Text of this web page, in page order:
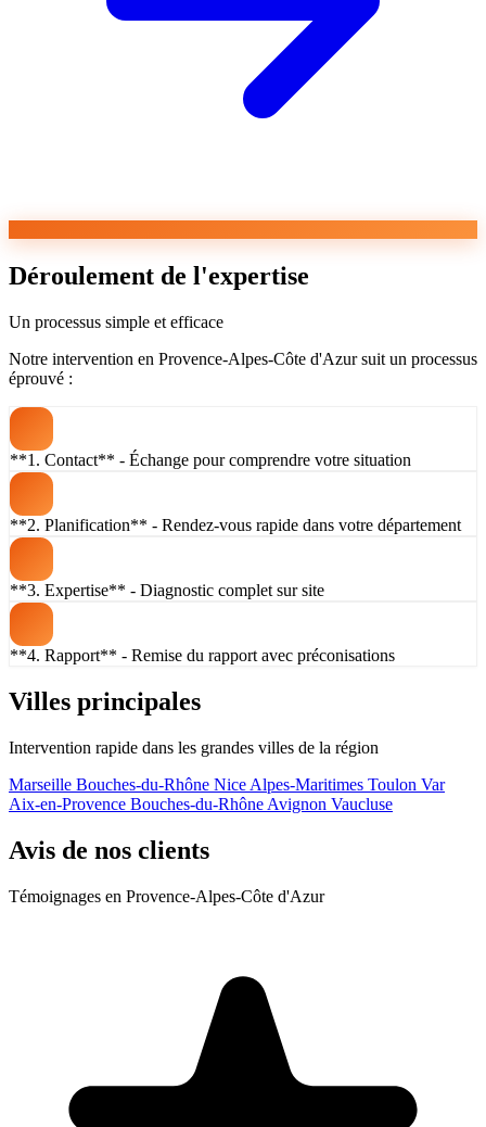
Déroulement de l'expertise
Un processus simple et efficace
Notre intervention en Provence-Alpes-Côte d'Azur suit un processus
éprouvé :
**1. Contact** - Échange pour comprendre votre situation
**2. Planification** - Rendez-vous rapide dans votre département
**3. Expertise** - Diagnostic complet sur site
**4. Rapport** - Remise du rapport avec préconisations
Villes principales
Intervention rapide dans les grandes villes de la région
Marseille Bouches-du-Rhône Nice Alpes-Maritimes Toulon Var
Aix-en-Provence Bouches-du-Rhône Avignon Vaucluse
Avis de nos clients
Témoignages en Provence-Alpes-Côte d'Azur